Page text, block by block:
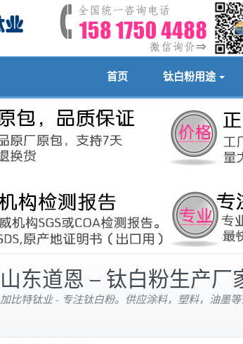
首页 钛白粉用途
山东道恩 – 钛白粉生产厂
加比特钛业 - 专注钛白粉。供应涂料，塑料，油墨